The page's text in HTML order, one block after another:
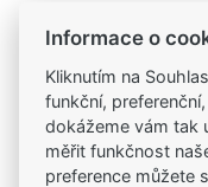
přívěsek OPÁL
SRDCE
Informace o
Kliknutím na
funkční,
dokážeme vám tak
měřit funkčnost
preference můžete